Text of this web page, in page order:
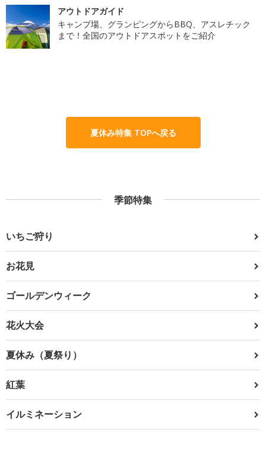
アウトドアガイド
キャンプ場、グランピングからBBQ、アスレチック
まで！全国のアウトドアスポットをご紹介
夏休み特集 TOPへ戻る
季節特集
いちご狩り
お花見
ゴールデンウィーク
花火大会
夏休み（夏祭り）
紅葉
イルミネーション